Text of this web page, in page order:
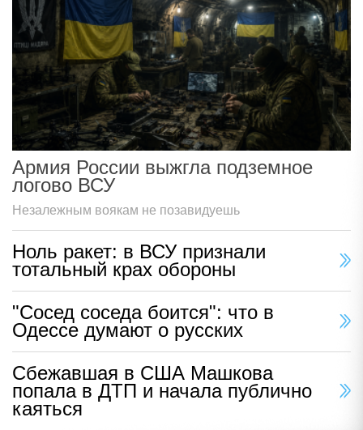
Армия России выжгла подземное
логово ВСУ
Незалежным воякам не позавидуешь
Ноль ракет: в ВСУ признали
тотальный крах обороны
"Сосед соседа боится": что в
Одессе думают о русских
Сбежавшая в США Машкова
попала в ДТП и начала публично
каяться